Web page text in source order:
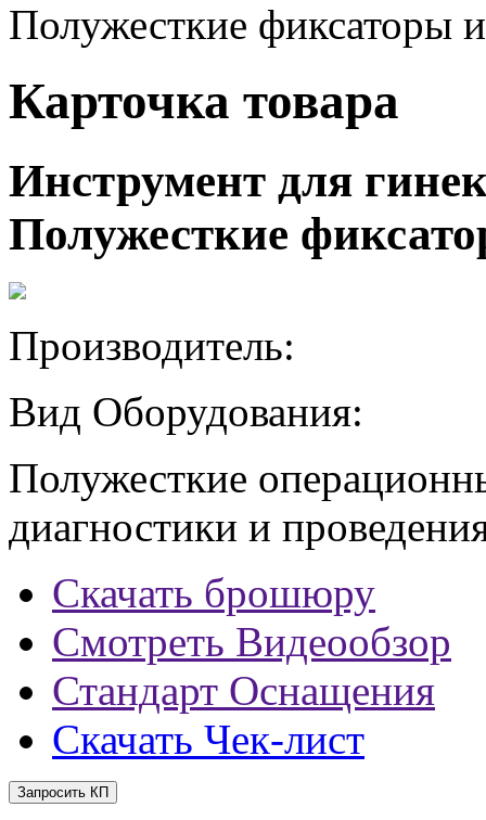
Полужесткие фиксаторы
Карточка товара
Инструмент для
Полужесткие
Производитель:
Вид Оборудования:
Полужесткие
диагностики и
Скачать брошюру
Смотреть Видеообзор
Стандарт Оснащения
Скачать Чек-лист
Запросить КП